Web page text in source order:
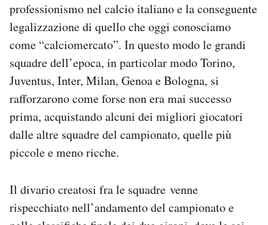
professionismo nel calcio italiano e la conseguente
legalizzazione di quello che oggi conosciamo
come “calciomercato”. In questo modo le grandi
squadre dell’epoca, in particolar modo Torino,
Juventus, Inter, Milan, Genoa e Bologna, si
rafforzarono come forse non era mai successo
prima, acquistando alcuni dei migliori giocatori
dalle altre squadre del campionato, quelle più
piccole e meno ricche.
Il divario creatosi fra le squadre venne
rispecchiato nell’andamento del campionato e